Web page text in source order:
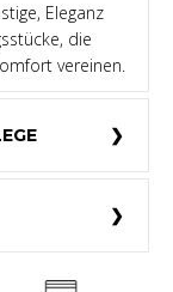
Eleganz
die
vereinen.